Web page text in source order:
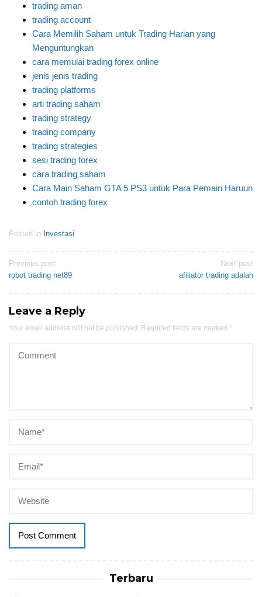
trading aman
trading account
Cara Memilih Saham untuk Trading Harian yang
Menguntungkan
cara memulai trading forex online
jenis jenis trading
trading platforms
arti trading saham
trading strategy
trading company
trading strategies
sesi trading forex
cara trading saham
Cara Main Saham GTA 5 PS3 untuk Para Pemain Haruun
contoh trading forex
Posted in Investasi
Post
navigation
Previous post
robot trading net89
Next post
afiliator trading adalah
Leave a Reply
Your email address will not be published. Required fields are marked *
Terbaru